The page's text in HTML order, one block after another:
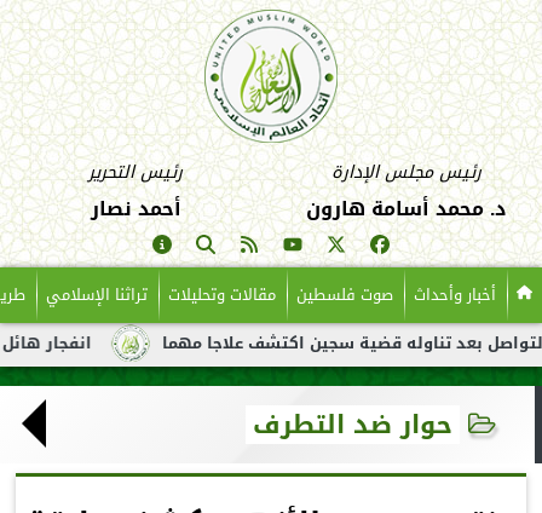
رئيس مجلس الإدارة
د. محمد أسامة هارون
رئيس التحرير
أحمد نصار
أخبار وأحداث صوت فلسطين مقالات وتحليلات تراثنا الإسلامي
انفجار هائل لناقلة تناوله قضية سجين اكتشف علاجا مهما
حوار ضد التطرف